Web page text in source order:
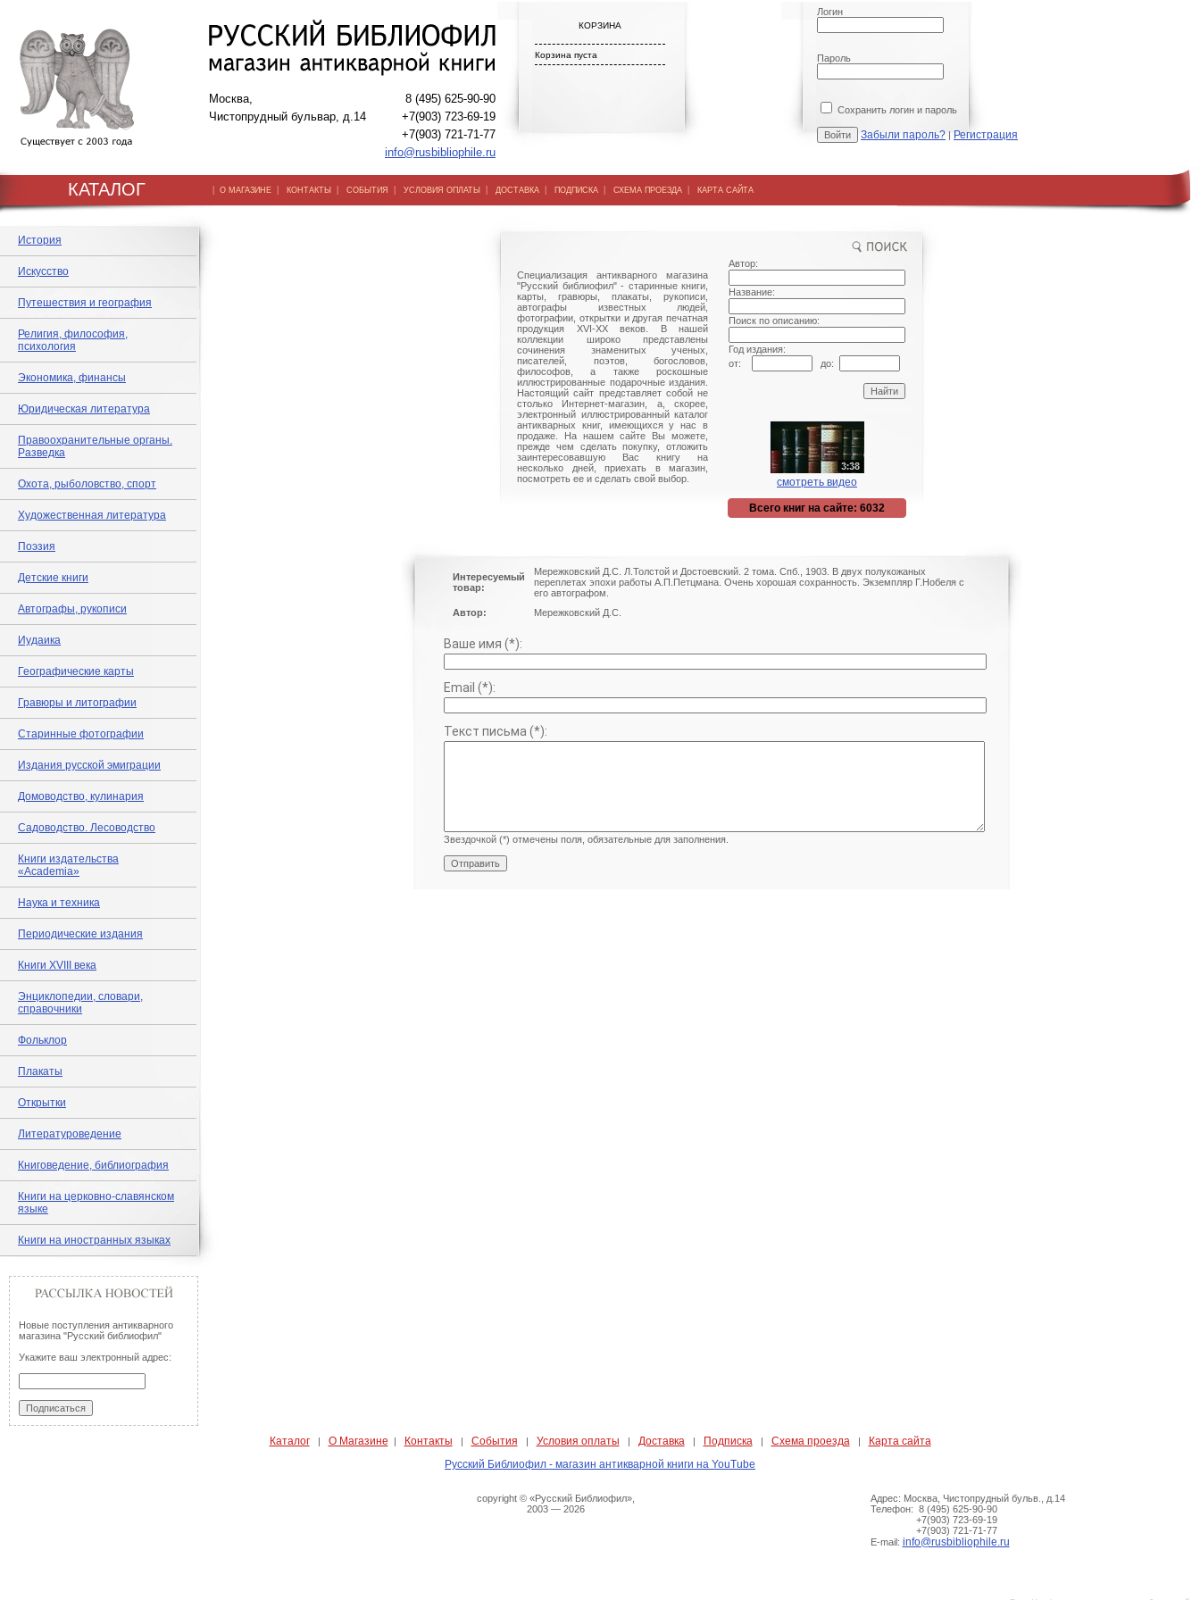
Москва,
Чистопрудный бульвар, д.14
8 (495) 625-90-90
+7(903) 723-69-19
+7(903) 721-71-77
info@rusbibliophile.ru
КОРЗИНА
Корзина пуста
Логин
Пароль
Сохранить логин и пароль
Забыли пароль? | Регистрация
КАТАЛОГ | О МАГАЗИНЕ | КОНТАКТЫ | СОБЫТИЯ | УСЛОВИЯ ОПЛАТЫ | ДОСТАВКА | ПОДПИСКА | СХЕМА ПРОЕЗДА | КАРТА САЙТА
История
Искусство
Путешествия и география
Религия, философия,
психология
Экономика, финансы
Юридическая литература
Правоохранительные органы.
Разведка
Охота, рыболовство, спорт
Художественная литература
Поэзия
Детские книги
Автографы, рукописи
Иудаика
Географические карты
Гравюры и литографии
Старинные фотографии
Издания русской эмиграции
Домоводство, кулинария
Садоводство. Лесоводство
Книги издательства
«Academia»
Наука и техника
Периодические издания
Книги XVIII века
Энциклопедии, словари,
справочники
Фольклор
Плакаты
Открытки
Литературоведение
Книговедение, библиография
Книги на церковно-славянском
языке
Книги на иностранных языках
Новые поступления антикварного
магазина "Русский библиофил"
Укажите ваш электронный адрес:
Специализация антикварного магазина
"Русский библиофил" - старинные книги,
карты, гравюры, плакаты, рукописи,
автографы известных людей,
фотографии, открытки и другая печатная
продукция XVI-XX веков. В нашей
коллекции широко представлены
сочинения знаменитых ученых,
писателей, поэтов, богословов,
философов, а также роскошные
иллюстрированные подарочные издания.
Настоящий сайт представляет собой не
столько Интернет-магазин, а, скорее,
электронный иллюстрированный каталог
антикварных книг, имеющихся у нас в
продаже. На нашем сайте Вы можете,
прежде чем сделать покупку, отложить
заинтересовавшую Вас книгу на
несколько дней, приехать в магазин,
посмотреть ее и сделать свой выбор.
Автор:
Название:
Поиск по описанию:
Год издания:
от:
до:
смотреть видео
Всего книг на сайте: 6032
Интересуемый
товар:
Мережковский Д.С. Л.Толстой и Достоевский. 2 тома. Спб., 1903. В двух полукожаных
переплетах эпохи работы А.П.Петцмана. Очень хорошая сохранность. Экземпляр Г.Нобеля с
его автографом.
Автор:
Мережковский Д.С.
Ваше имя (*):
Email (*):
Текст письма (*):
Звездочкой (*) отмечены поля, обязательные для заполнения.
Каталог| О Магазине | Контакты | События | Условия оплаты | Доставка | Подписка | Схема проезда |
Карта сайта
Русский Библиофил - магазин антикварной книги на YouTube
copyright © «Русский Библиофил»,
2003 — 2026
Адрес: Москва, Чистопрудный бульв., д.14
Телефон: 8 (495) 625-90-90
+7(903) 723-69-19
+7(903) 721-71-77
E-mail: info@rusbibliophile.ru